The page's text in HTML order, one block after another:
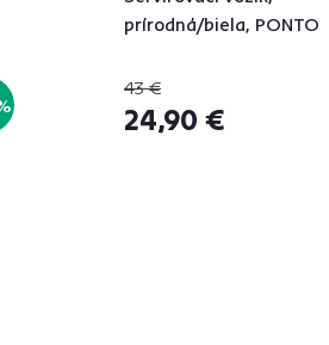
prírodná/biela, PONTO
43 €
24,90 €